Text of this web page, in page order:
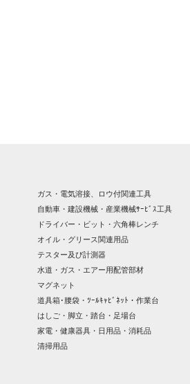
ガス・電気溶接、ロウ付関連工具
自動車・建設機械・産業機械ｻｰﾋﾞｽ工具
ドライバー・ビット・六角棒レンチ
オイル・グリース関連用品
テスター及び計測器
水道・ガス・エアー用配管部材
マグネット
道具箱･腰袋・ﾂｰﾙｷｬﾋﾞﾈｯﾄ・作業台
はしご・脚立・踏台・足場台
家電・健康器具・日用品・消耗品
清掃用品